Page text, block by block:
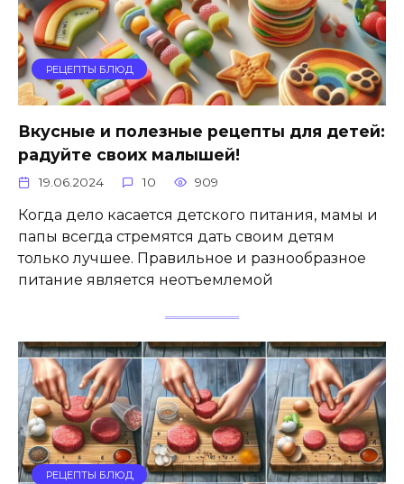
РЕЦЕПТЫ БЛЮД
Вкусные и полезные рецепты для детей:
радуйте своих малышей!
19.06.2024 10 909
Когда дело касается детского питания, мамы и
папы всегда стремятся дать своим детям
только лучшее. Правильное и разнообразное
питание является неотъемлемой
РЕЦЕПТЫ БЛЮД